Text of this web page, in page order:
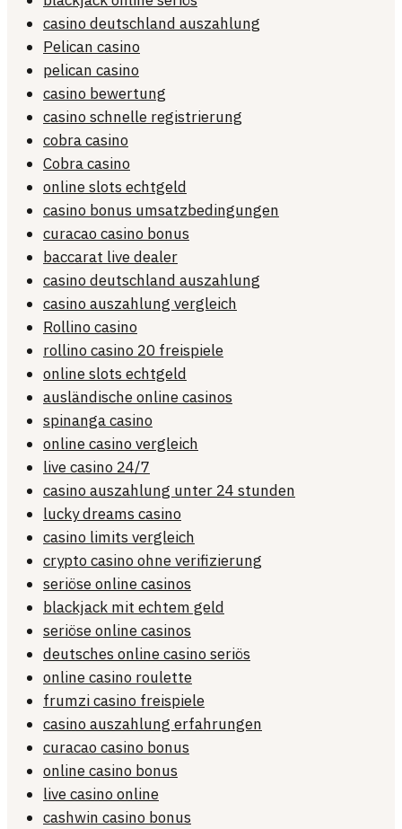
casino deutschland auszahlung
Pelican casino
pelican casino
casino bewertung
casino schnelle registrierung
cobra casino
Cobra casino
online slots echtgeld
casino bonus umsatzbedingungen
curacao casino bonus
baccarat live dealer
casino deutschland auszahlung
casino auszahlung vergleich
Rollino casino
rollino casino 20 freispiele
online slots echtgeld
ausländische online casinos
spinanga casino
online casino vergleich
live casino 24/7
casino auszahlung unter 24 stunden
lucky dreams casino
casino limits vergleich
crypto casino ohne verifizierung
seriöse online casinos
blackjack mit echtem geld
seriöse online casinos
deutsches online casino seriös
online casino roulette
frumzi casino freispiele
casino auszahlung erfahrungen
curacao casino bonus
online casino bonus
live casino online
cashwin casino bonus